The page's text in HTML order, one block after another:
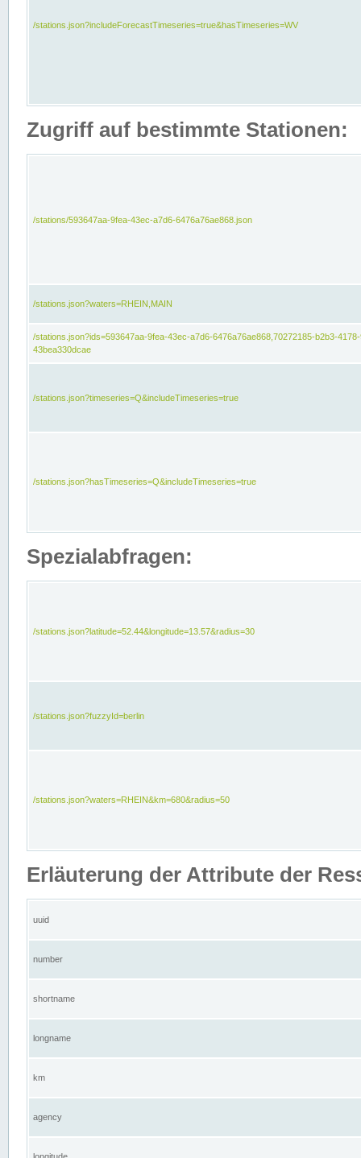
/stations.json?includeForecastTimeseries=true&hasTimeseries=WV
Zugriff auf bestimmte Stationen:
/stations/593647aa-9fea-43ec-a7d6-6476a76ae868.json
/stations.json?waters=RHEIN,MAIN
/stations.json?ids=593647aa-9fea-43ec-a7d6-6476a76ae868,70272185-b2b3-
43bea330dcae
/stations.json?timeseries=Q&includeTimeseries=true
/stations.json?hasTimeseries=Q&includeTimeseries=true
Spezialabfragen:
/stations.json?latitude=52.44&longitude=13.57&radius=30
/stations.json?fuzzyId=berlin
/stations.json?waters=RHEIN&km=680&radius=50
Erläuterung der Attribute der
uuid
number
shortname
longname
km
agency